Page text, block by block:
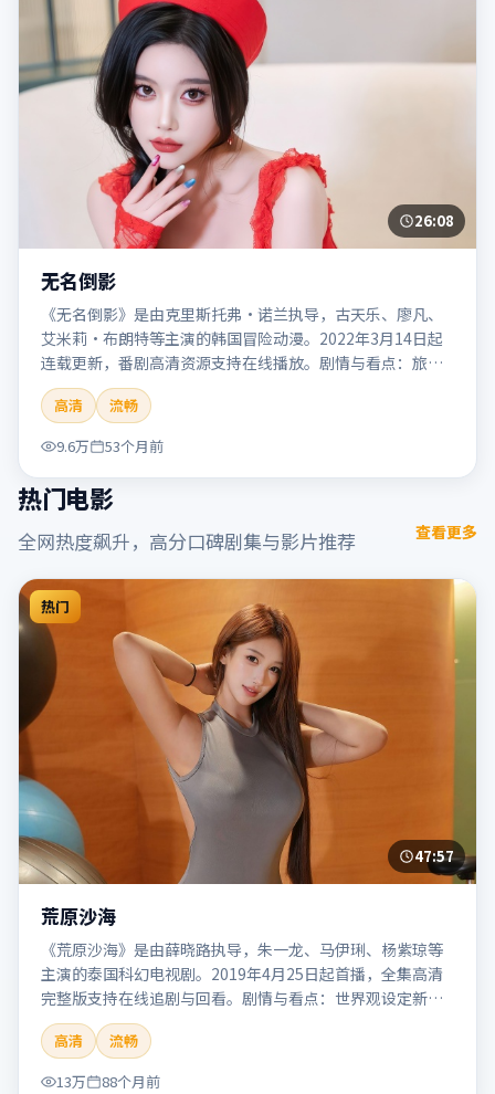
26:08
无名倒影
《无名倒影》是由克里斯托弗·诺兰执导，古天乐、廖凡、
艾米莉·布朗特等主演的韩国冒险动漫。2022年3月14日起
连载更新，番剧高清资源支持在线播放。剧情与看点：旅程
险象环生，奇观与友情并行，带来沉浸式探险体验。本片适
合检索「无名倒影」「克里斯托弗·诺兰」「冒险」「韩
国」「2022」「2022-03-14上映」等关键词的影迷阅读简介
与主创信息。
高清
流畅
9.6万
53个月前
热门电影
全网热度飙升，高分口碑剧集与影片推荐 查看更多
热门
47:57
荒原沙海
《荒原沙海》是由薛晓路执导，朱一龙、马伊琍、杨紫琼等
主演的泰国科幻电视剧。2019年4月25日起首播，全集高清
完整版支持在线追剧与回看。剧情与看点：世界观设定新
颖，视觉奇观与哲思并存，探讨科技与人性的边界。本片适
合检索「荒原沙海」「薛晓路」「科幻」「泰国」「2019」
「2019-04-25上映」等关键词的影迷阅读简介与主创信息。
高清
流畅
13万
88个月前